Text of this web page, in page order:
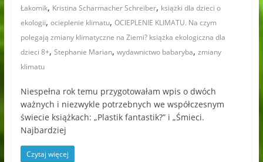
Łakomik, Kristina Scharmacher Schreiber, książki dla dzieci o
ekologii, ocieplenie klimatu, OCIEPLENIE KLIMATU. Na czym
polegają zmiany klimatyczne na Ziemi? książka ekologiczna dla
dzieci 8+, Stephanie Marian, wydawnictwo babaryba, zmiany
klimatu
Niespełna rok temu przygotowałam wpis o dwóch
ważnych i niezwykle potrzebnych we współczesnym
świecie książkach: „Plastik fantastik?” i „Śmieci.
Najbardziej
Czytaj więcej